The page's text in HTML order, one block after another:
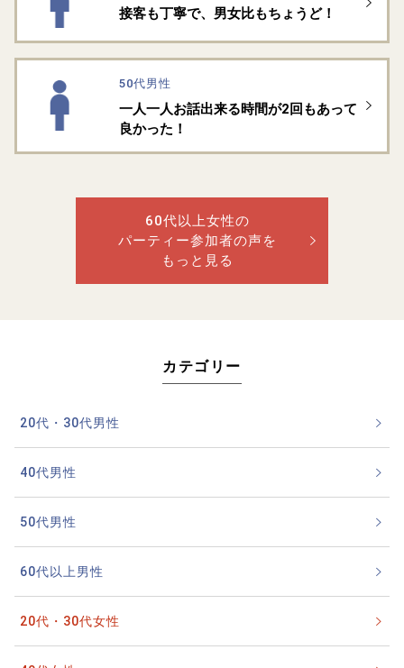
接客も丁寧で、男女比もちょうど！
50代男性
一人一人お話出来る時間が2回もあって
良かった！
60代以上女性の
パーティー参加者の声を
もっと見る
カテゴリー
20代・30代男性
40代男性
50代男性
60代以上男性
20代・30代女性